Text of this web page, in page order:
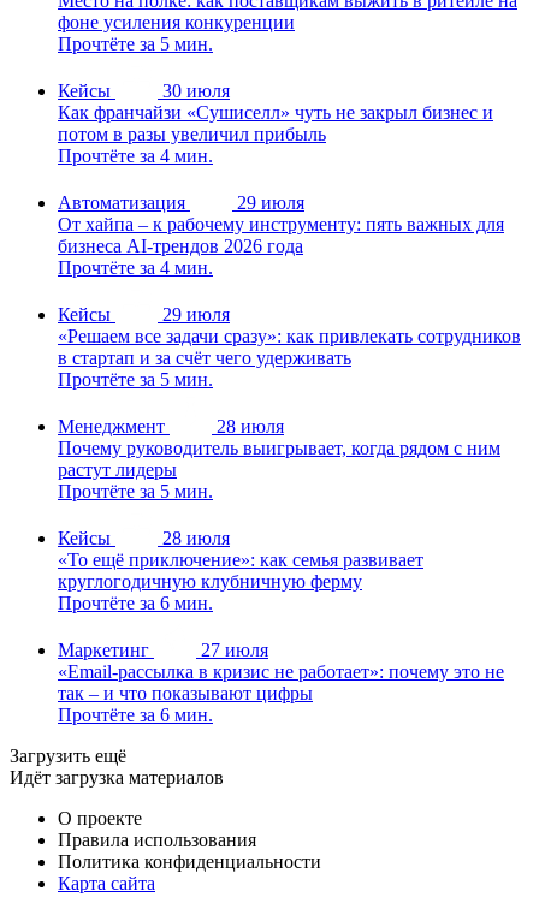
фоне усиления конкуренции
Прочтёте за 5 мин.
Кейсы
30 июля
Как франчайзи «Сушиселл» чуть не закрыл бизнес и
потом в разы увеличил прибыль
Прочтёте за 4 мин.
Автоматизация
29 июля
От хайпа – к рабочему инструменту: пять важных для
бизнеса AI-трендов 2026 года
Прочтёте за 4 мин.
Кейсы
29 июля
«Решаем все задачи сразу»: как привлекать сотрудников
в стартап и за счёт чего удерживать
Прочтёте за 5 мин.
Менеджмент
28 июля
Почему руководитель выигрывает, когда рядом с ним
растут лидеры
Прочтёте за 5 мин.
Кейсы
28 июля
«То ещё приключение»: как семья развивает
круглогодичную клубничную ферму
Прочтёте за 6 мин.
Маркетинг
27 июля
«Email-рассылка в кризис не работает»: почему это не
так – и что показывают цифры
Прочтёте за 6 мин.
Загрузить ещё
Идёт загрузка материалов
О проекте
Правила использования
Политика конфиденциальности
Карта сайта